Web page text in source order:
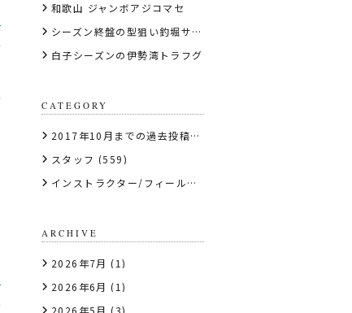
和歌山 ジャンボアジコマセ
シーズン終盤の型狙い釣堀サーモン
白子シーズンの伊勢湾トラフグ
CATEGORY
2017年10月までの過去投稿はこちら
スタッフ (559)
インストラクター/フィールドテスター
ARCHIVE
2026年7月 (1)
2026年6月 (1)
2026年5月 (3)